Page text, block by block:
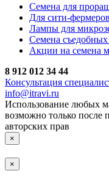
Семена для
Для сити-
Лампы для
Семена съедобных
Акции на семена
8 912 012 34 44
Консультация
info@itravi.ru
Использование любых
возможно только после
авторских прав
×
×